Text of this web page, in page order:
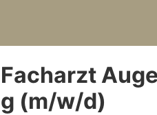
Facharzt
g (m/w/d)